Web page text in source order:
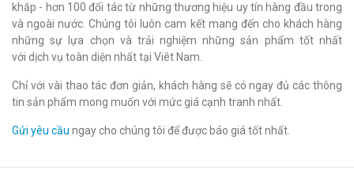
khắp - hơn 100 đối tác từ những thương hiệu uy tín hàng đầu trong
và ngoài nước. Chúng tôi luôn cam kết mang đến cho khách hàng
những sự lựa chọn và trải nghiệm những sản phẩm tốt nhất
với dịch vụ toàn diện nhất tại Viêt Nam.
Chỉ với vài thao tác đơn giản, khách hàng sẽ có ngay đủ các thông
tin sản phẩm mong muốn với mức giá cạnh tranh nhất.
Gửi yêu cầu ngay cho chúng tôi để được báo giá tốt nhất.